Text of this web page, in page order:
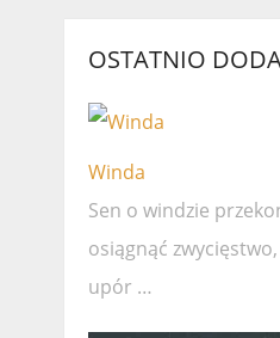
OSTATNIO
Winda
Sen o windzie
osiągnąć
upór …